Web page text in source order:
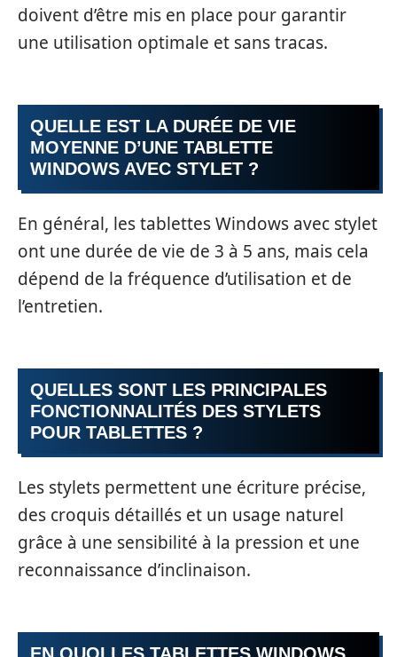
doivent d’être mis en place pour garantir
une utilisation optimale et sans tracas.
QUELLE EST LA DURÉE DE VIE
MOYENNE D’UNE TABLETTE
WINDOWS AVEC STYLET ?
En général, les tablettes Windows avec stylet
ont une durée de vie de 3 à 5 ans, mais cela
dépend de la fréquence d’utilisation et de
l’entretien.
QUELLES SONT LES PRINCIPALES
FONCTIONNALITÉS DES STYLETS
POUR TABLETTES ?
Les stylets permettent une écriture précise,
des croquis détaillés et un usage naturel
grâce à une sensibilité à la pression et une
reconnaissance d’inclinaison.